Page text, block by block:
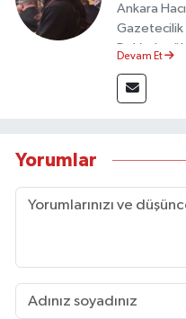
Ankara
Gazetecilik
Dalı’nda
akademik
Taşköprü
Devam Et
Yorumlar